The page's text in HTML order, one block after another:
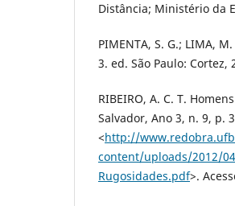
Distância; Ministério da
PIMENTA, S. G.; LIMA,
3. ed. São Paulo: Cortez,
RIBEIRO, A. C. T.
Salvador, Ano 3, n. 9, p.
<http://
content/uploads/2012/
Rugosidades.pdf>.